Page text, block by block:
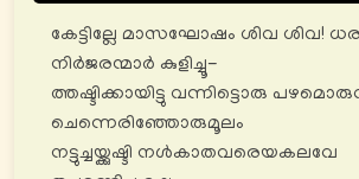
​കേട്ടില്ലേ മാസഘോഷം ശിവ ശിവ!
നിർജരന്മാർ കുളിച്ചൂ-
ത്തഷ്ടിക്കായിട്ടു വന്നിട്ടൊരു
ചെന്നെരിഞ്ഞോരുമൂലം
നട്ടുച്ചയ്ക്കുഷ്ടി നൾകാതവരെയകലവേ